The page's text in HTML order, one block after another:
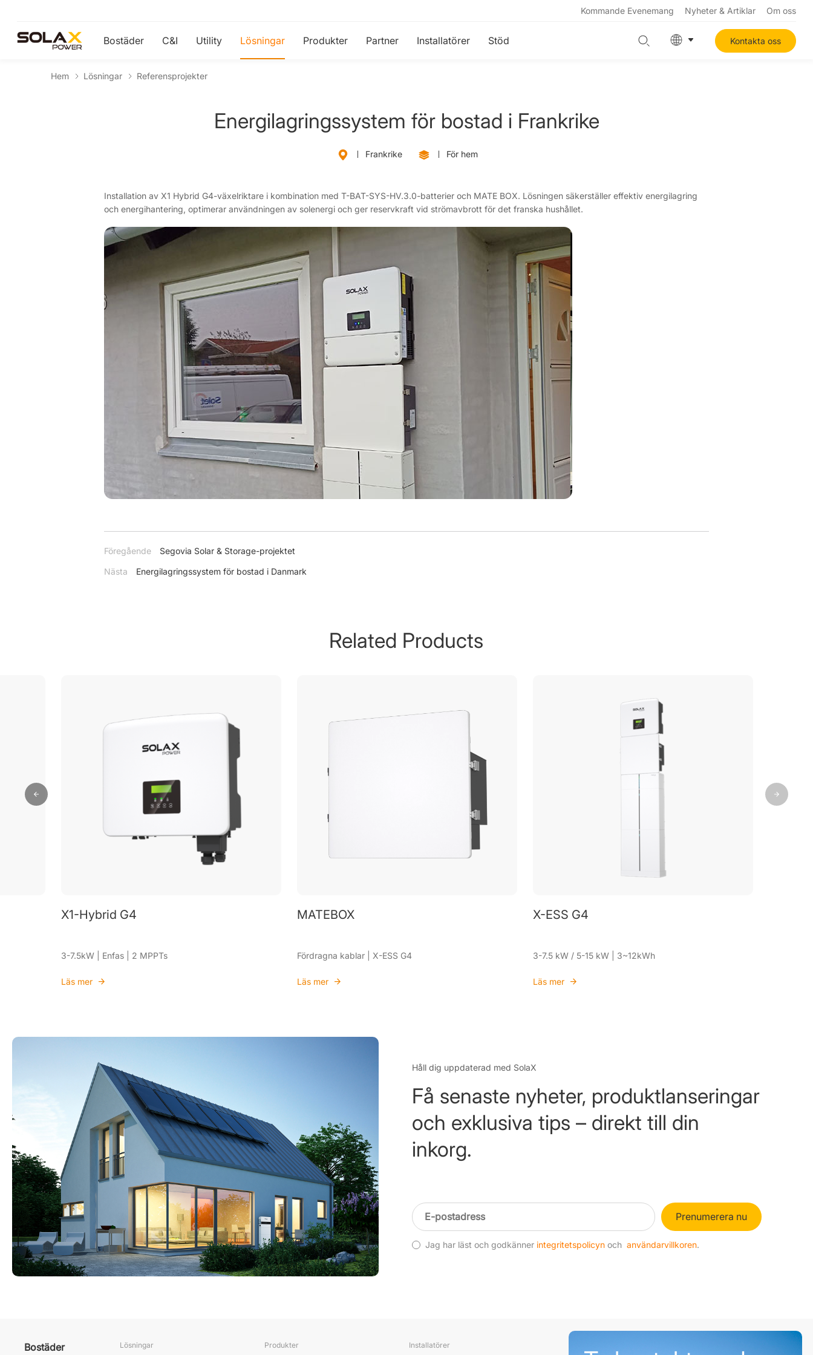
Kommande Evenemang Nyheter & Artiklar Om oss
Bostäder C&I Utility Lösningar Produkter Partner Installatörer Stöd Kontakta oss
Hem Lösningar Referensprojekter
Energilagringssystem för bostad i Frankrike
Frankrike För hem
Installation av X1 Hybrid G4-växelriktare i kombination med T-BAT-SYS-HV.3.0-batterier och MATE BOX. Lösningen säkerställer effektiv energilagring
och energihantering, optimerar användningen av solenergi och ger reservkraft vid strömavbrott för det franska hushållet.
Föregående
Segovia Solar & Storage-projektet
Nästa
Energilagringssystem för bostad i Danmark
Related Products
X1-Hybrid G4
3-7.5kW | Enfas | 2 MPPTs
Läs mer
MATEBOX
Fördragna kablar | X-ESS G4
Läs mer
X-ESS G4
3-7.5 kW / 5-15 kW | 3~12kWh
Läs mer
Håll dig uppdaterad med SolaX
Få senaste nyheter, produktlanseringar
och exklusiva tips – direkt till din
inkorg.
Prenumerera nu
Jag har läst och godkänner integritetspolicyn ochanvändarvillkoren.
Bostäder
Lösningar
Produkter
Installatörer